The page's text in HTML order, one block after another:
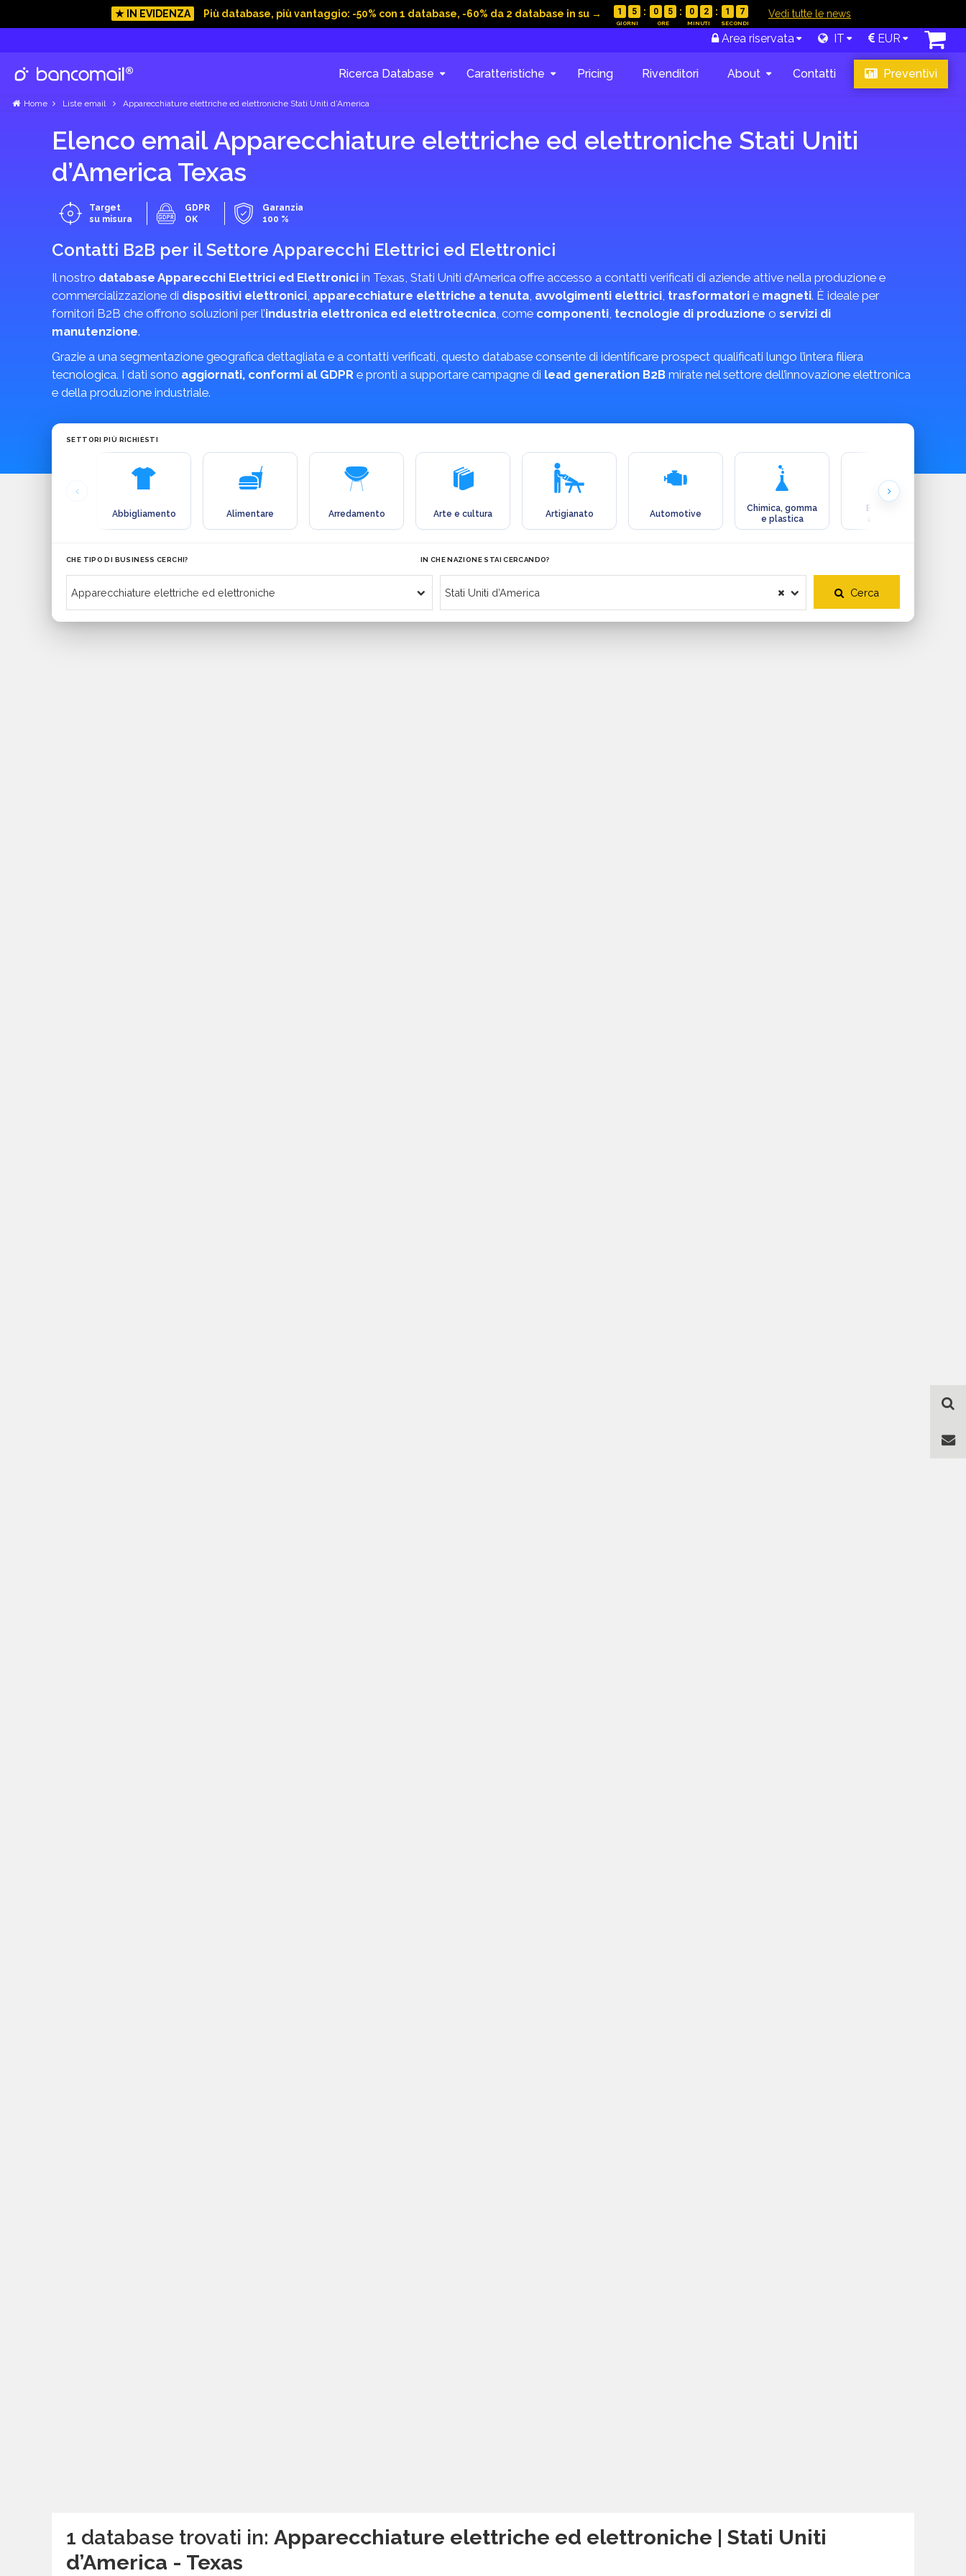
★ IN EVIDENZA Più database, più vantaggio: -50% con 1 database, -60% da 2 database in su → 1 5 0 5 0 2 1 6 Vedi tutte le news
Area riservata IT EUR
Ricerca Database Caratteristiche Pricing Rivenditori About Contatti Preventivi
Home Liste email Apparecchiature elettriche ed elettroniche Stati Uniti d’America
Elenco email Apparecchiature elettriche ed elettroniche Stati Uniti
d’America Texas
Target
su misura
GDPR
OK
Garanzia
100 %
Contatti B2B per il Settore Apparecchi Elettrici ed Elettronici
Il nostro database Apparecchi Elettrici ed Elettronici in Texas, Stati Uniti d’America offre accesso a contatti verificati di aziende attive nella produzione e
commercializzazione di dispositivi elettronici, apparecchiature elettriche a tenuta, avvolgimenti elettrici, trasformatori e magneti. È ideale per
fornitori B2B che offrono soluzioni per l’industria elettronica ed elettrotecnica, come componenti, tecnologie di produzione o servizi di
manutenzione.
Grazie a una segmentazione geografica dettagliata e a contatti verificati, questo database consente di identificare prospect qualificati lungo l’intera filiera
tecnologica. I dati sono aggiornati, conformi al GDPR e pronti a supportare campagne di lead generation B2B mirate nel settore dell’innovazione elettronica
e della produzione industriale.
SETTORI PIÙ RICHIESTI
Abbigliamento Alimentare Arredamento Arte e cultura Artigianato Automotive
Chimica, gomma
e plastica
Ecologia e
ambiente
CHE TIPO DI BUSINESS CERCHI? IN CHE NAZIONE STAI CERCANDO?
Cerca
1 database trovati in: Apparecchiature elettriche ed elettroniche | Stati Uniti
d’America - Texas